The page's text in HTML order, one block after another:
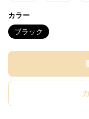
カラー
ブラック